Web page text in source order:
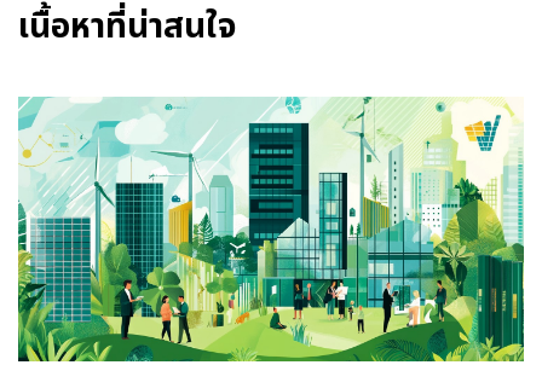
เนื้อหาที่น่าสนใจ